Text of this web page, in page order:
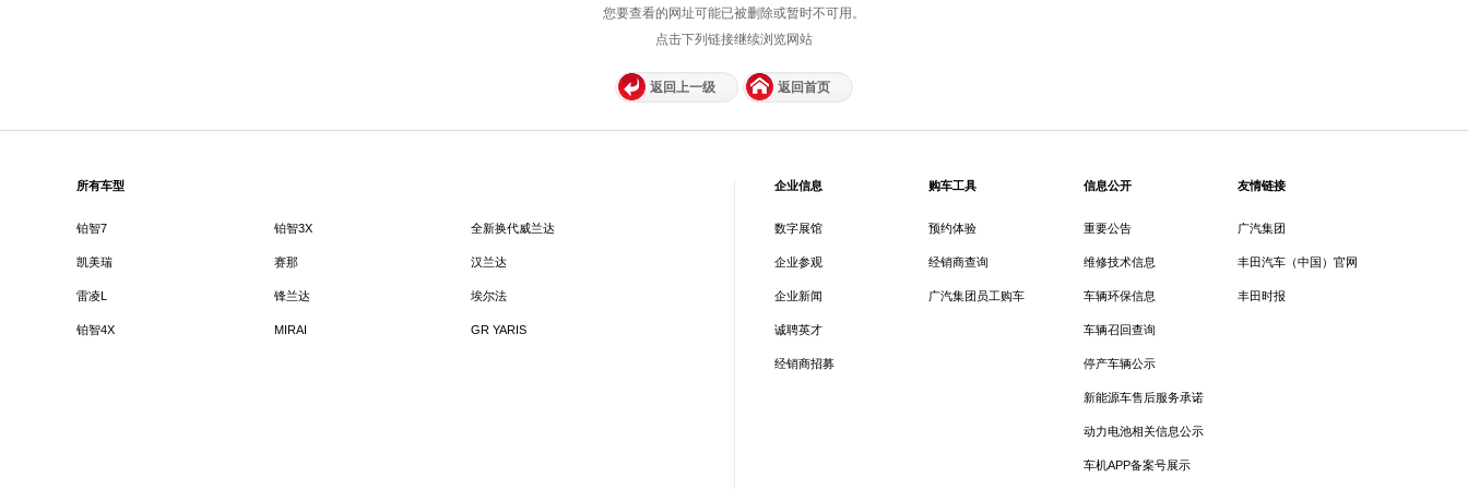
您要查看的网址可能已被删除或暂时不可用。
点击下列链接继续浏览网站
返回上一级 返回首页
所有车型
铂智7 铂智3X 全新换代威兰达
凯美瑞 赛那 汉兰达
雷凌L 锋兰达 埃尔法
铂智4X MIRAI GR YARIS
企业信息
数字展馆
企业参观
企业新闻
诚聘英才
经销商招募
购车工具
预约体验
经销商查询
广汽集团员工购车
信息公开
重要公告
维修技术信息
车辆环保信息
车辆召回查询
停产车辆公示
新能源车售后服务承诺
动力电池相关信息公示
车机APP备案号展示
友情链接
广汽集团
丰田汽车（中国）官网
丰田时报